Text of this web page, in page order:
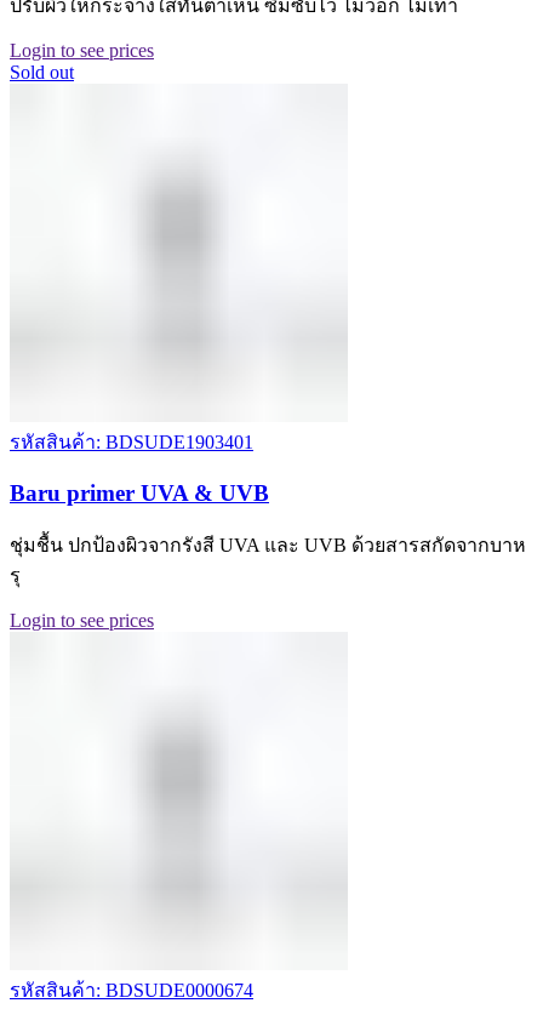
ปรับผิวให้กระจ่างใสทันตาเห็น ซึมซับไว ไม่วอก ไม่เทา
Login to see prices
Sold out
รหัสสินค้า: BDSUDE1903401
Baru primer UVA & UVB
ชุ่มชื้น ปกป้องผิวจากรังสี UVA และ UVB ด้วยสารสกัดจากบาห
รุ
Login to see prices
รหัสสินค้า: BDSUDE0000674